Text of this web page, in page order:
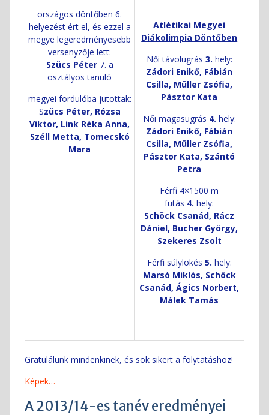
országos döntőben 6.
helyezést ért el, és ezzel a
megye legeredményesebb
versenyzője lett:
Szücs Péter 7. a
osztályos tanuló
megyei fordulóba jutottak:
Szücs Péter, Rózsa
Viktor, Link Réka Anna,
Széll Metta, Tomecskó
Mara
Atlétikai Megyei
Diákolimpia Döntőben
Női távolugrás 3. hely:
Zádori Enikő, Fábián
Csilla, Müller Zsófia,
Pásztor Kata
Női magasugrás 4. hely:
Zádori Enikő, Fábián
Csilla, Müller Zsófia,
Pásztor Kata, Szántó
Petra
Férfi 4×1500 m
futás 4.hely:
Schöck Csanád, Rácz
Dániel, Bucher György,
Szekeres Zsolt
Férfi súlylökés 5. hely:
Marsó Miklós, Schöck
Csanád, Ágics Norbert,
Málek Tamás
Gratulálunk mindenkinek, és sok sikert a folytatáshoz!
Képek…
A 2013/14-es tanév eredményei